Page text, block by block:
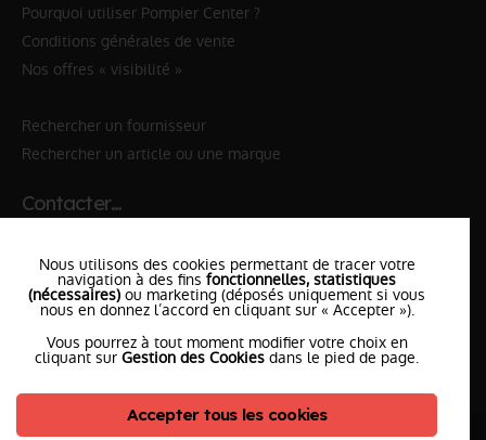
Pourquoi utiliser Pompier Center ?
Conditions générales de vente
Nos offres « visibilité »
Rechercher un fournisseur
Rechercher un article ou une marque
Contacter…
✆ 18№National Sapeurs-Pompiers
le SDISle plus proche
l'équipePompierCenter
Nous utilisons des cookies permettant de tracer votre
navigation à des fins fonctionnelles, statistiques
(nécessaires) ou marketing (déposés uniquement si vous
nous en donnez l’accord en cliquant sur « Accepter »).
Vous pourrez à tout moment modifier votre choix en
cliquant sur Gestion des Cookies dans le pied de page.
Accepter tous les cookies